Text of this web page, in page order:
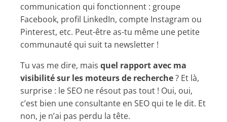
communication qui fonctionnent : groupe
Facebook, profil LinkedIn, compte Instagram ou
Pinterest, etc. Peut-être as-tu même une petite
communauté qui suit ta newsletter !
Tu vas me dire, mais quel rapport avec ma
visibilité sur les moteurs de recherche? Et là,
surprise : le SEO ne résout pas tout ! Oui, oui,
c’est bien une consultante en SEO qui te le dit. Et
non, je n’ai pas perdu la tête.